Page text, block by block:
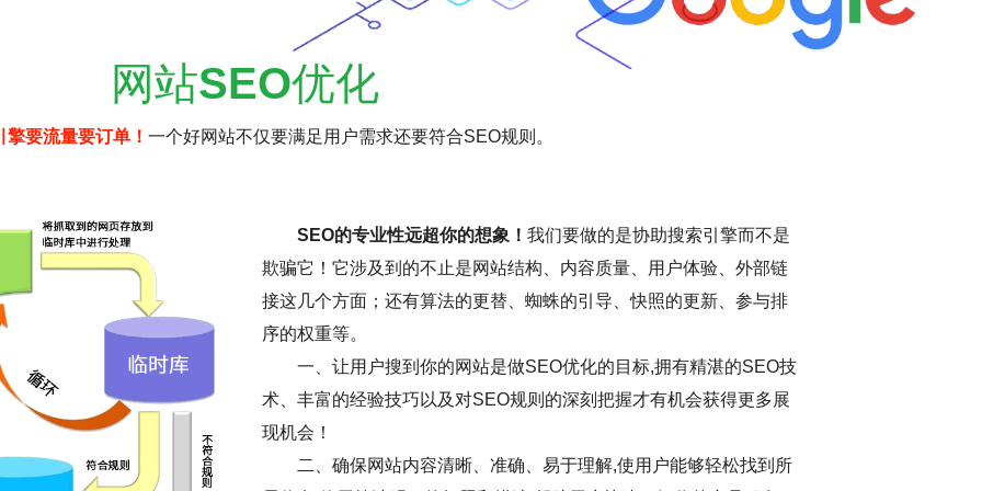
网站SEO优化
擎要流量要订单！ 一个好网站不仅要满足用户需求还要符合SEO规则。
SEO的专业性远超你的想象！ 我们要做的是协助搜索引擎而不是
欺骗它！它涉及到的不止是网站结构、内容质量、用户体验、外部链
接这几个方面；还有算法的更替、蜘蛛的引导、快照的更新、参与排
序的权重等。
一、让用户搜到你的网站是做SEO优化的目标,拥有精湛的SEO技
术、丰富的经验技巧以及对SEO规则的深刻把握才有机会获得更多展
现机会！
二、确保网站内容清晰、准确、易于理解,使用户能够轻松找到所